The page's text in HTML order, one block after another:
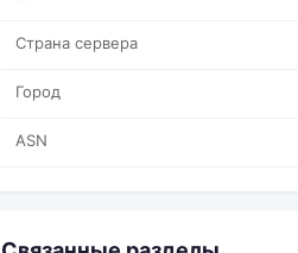
Страна сервера
Город
ASN